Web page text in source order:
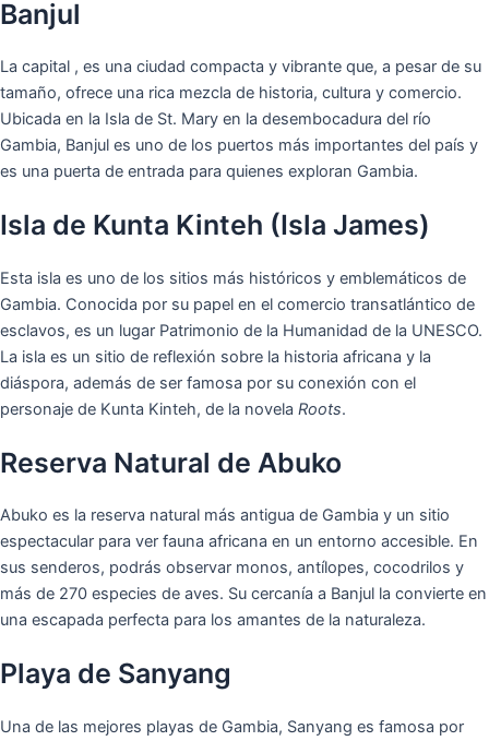
Banjul
La capital , es una ciudad compacta y vibrante que, a pesar de su
tamaño, ofrece una rica mezcla de historia, cultura y comercio.
Ubicada en la Isla de St. Mary en la desembocadura del río
Gambia, Banjul es uno de los puertos más importantes del país y
es una puerta de entrada para quienes exploran Gambia.
Isla de Kunta Kinteh (Isla James)
Esta isla es uno de los sitios más históricos y emblemáticos de
Gambia. Conocida por su papel en el comercio transatlántico de
esclavos, es un lugar Patrimonio de la Humanidad de la UNESCO.
La isla es un sitio de reflexión sobre la historia africana y la
diáspora, además de ser famosa por su conexión con el
personaje de Kunta Kinteh, de la novela Roots.
Reserva Natural de Abuko
Abuko es la reserva natural más antigua de Gambia y un sitio
espectacular para ver fauna africana en un entorno accesible. En
sus senderos, podrás observar monos, antílopes, cocodrilos y
más de 270 especies de aves. Su cercanía a Banjul la convierte en
una escapada perfecta para los amantes de la naturaleza.
Playa de Sanyang
Una de las mejores playas de Gambia, Sanyang es famosa por